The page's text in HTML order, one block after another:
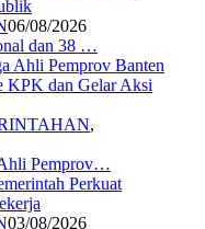
06/08/2026
dan 38 …
,
Pemprov…
03/08/2026